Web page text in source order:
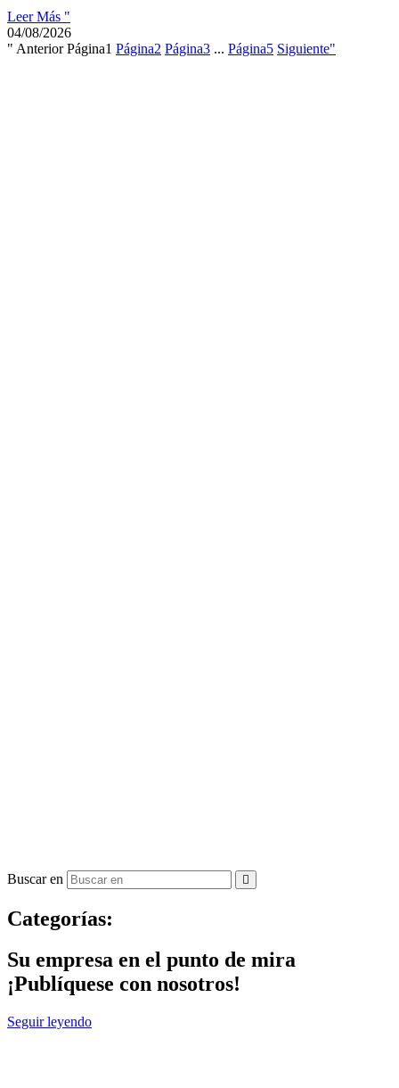
Leer Más "
04/08/2026
" Anterior Página1 Página2 Página3 ... Página5 Siguiente"
Buscar en
Categorías:
Su empresa en el punto de mira
¡Publíquese con nosotros!
Seguir leyendo